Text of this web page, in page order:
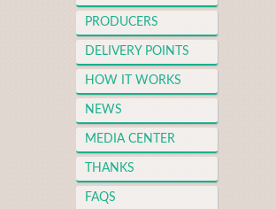
CONTACT
PRODUCERS
DELIVERY POINTS
HOW IT WORKS
NEWS
MEDIA CENTER
THANKS
FAQS